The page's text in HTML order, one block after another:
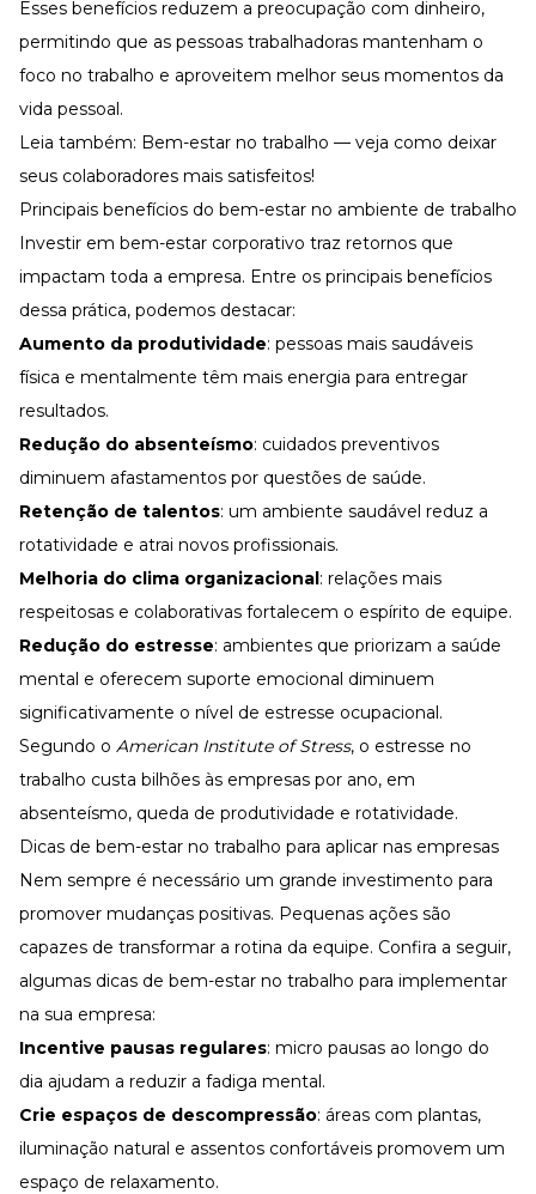
Esses benefícios reduzem a preocupação com dinheiro,
permitindo que as pessoas trabalhadoras mantenham o
foco no trabalho e aproveitem melhor seus momentos da
vida pessoal.
Leia também: Bem-estar no trabalho — veja como deixar
seus colaboradores mais satisfeitos!
Principais benefícios do bem-estar no ambiente de trabalho
Investir em bem-estar corporativo traz retornos que
impactam toda a empresa. Entre os principais benefícios
dessa prática, podemos destacar:
Aumento da produtividade: pessoas mais saudáveis
física e mentalmente têm mais energia para entregar
resultados.
Redução do absenteísmo: cuidados preventivos
diminuem afastamentos por questões de saúde.
Retenção de talentos: um ambiente saudável reduz a
rotatividade e atrai novos profissionais.
Melhoria do clima organizacional: relações mais
respeitosas e colaborativas fortalecem o espírito de equipe.
Redução do estresse: ambientes que priorizam a saúde
mental e oferecem suporte emocional diminuem
significativamente o nível de estresse ocupacional.
Segundo o American Institute of Stress, o estresse no
trabalho custa bilhões às empresas por ano, em
absenteísmo, queda de produtividade e rotatividade.
Dicas de bem-estar no trabalho para aplicar nas empresas
Nem sempre é necessário um grande investimento para
promover mudanças positivas. Pequenas ações são
capazes de transformar a rotina da equipe. Confira a seguir,
algumas dicas de bem-estar no trabalho para implementar
na sua empresa:
Incentive pausas regulares: micro pausas ao longo do
dia ajudam a reduzir a fadiga mental.
Crie espaços de descompressão: áreas com plantas,
iluminação natural e assentos confortáveis promovem um
espaço de relaxamento.